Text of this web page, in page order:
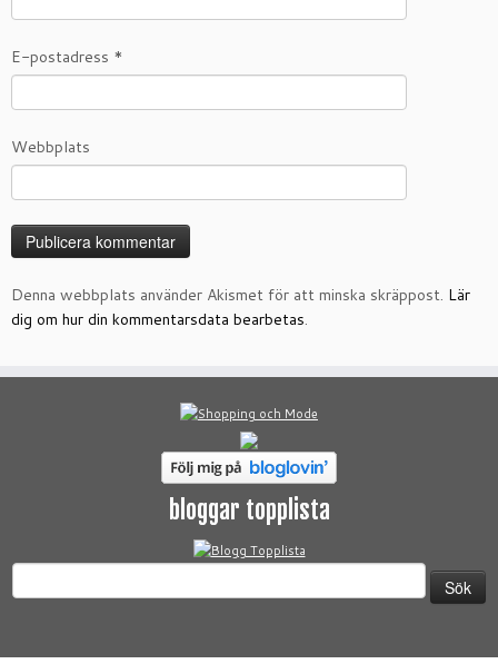
E-postadress *
Webbplats
Denna webbplats använder Akismet för att minska skräppost. Lär
dig om hur din kommentarsdata bearbetas.
bloggar topplista
efter: